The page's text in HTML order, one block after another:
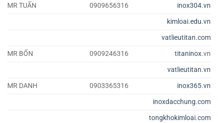
MR TUẤN
0909656316
inox304.vn
kimloai.edu.vn
vatlieutitan.com
MR BỐN
0909246316 titaninox.vn
vatlieutitan.vn
MR DANH
0903365316
inox365.vn
inoxdacchung.com
tongkhokimloai.com